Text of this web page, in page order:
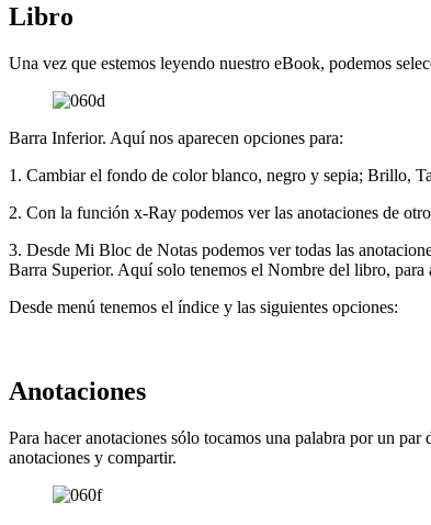
Libro
Una vez que estemos leyendo nuestro eBook, podemos
Barra Inferior. Aquí nos aparecen opciones para:
1. Cambiar el fondo de color blanco, negro y sepia; Brillo,
2. Con la función x-Ray podemos ver las anotaciones de
3. Desde Mi Bloc de Notas podemos ver todas las
Barra Superior. Aquí solo tenemos el Nombre del libro, para
Desde menú tenemos el índice y las siguientes opciones:
Anotaciones
Para hacer anotaciones sólo tocamos una palabra por un
anotaciones y compartir.